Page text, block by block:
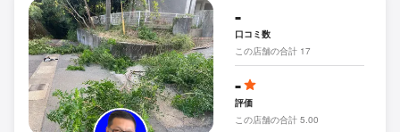
-
口コミ数
この店舗の合計 17
-
評価
この店舗の合計 5.00